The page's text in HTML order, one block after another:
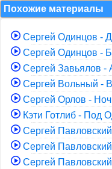
Похожие материалы
Сергей Одинцов -
Сергей Одинцов -
Сергей Завьялов
Сергей Вольный -
Сергей Орлов -
Кэти Готлиб - Под
Сергей
Сергей
Сергей